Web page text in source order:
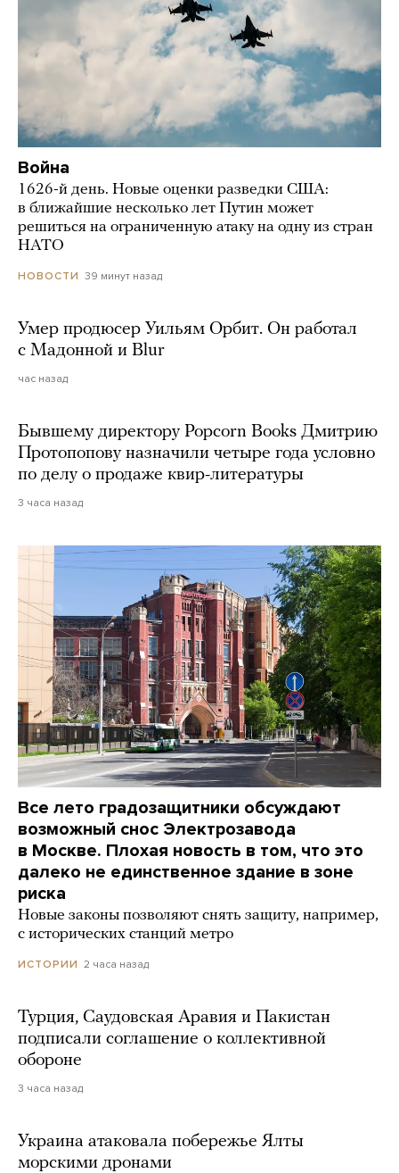
Война
1626-й день. Новые оценки разведки США:
в ближайшие несколько лет Путин может
решиться на ограниченную атаку на одну из стран
НАТО
НОВОСТИ 39 минут назад
Умер продюсер Уильям Орбит. Он работал
с Мадонной и Blur
час назад
Бывшему директору Popcorn Books Дмитрию
Протопопову назначили четыре года условно
по делу о продаже квир-литературы
3 часа назад
Все лето градозащитники обсуждают
возможный снос Электрозавода
в Москве. Плохая новость в том, что это
далеко не единственное здание в зоне
риска
Новые законы позволяют снять защиту, например,
с исторических станций метро
ИСТОРИИ 2 часа назад
Турция, Саудовская Аравия и Пакистан
подписали соглашение о коллективной
обороне
3 часа назад
Украина атаковала побережье Ялты
морскими дронами